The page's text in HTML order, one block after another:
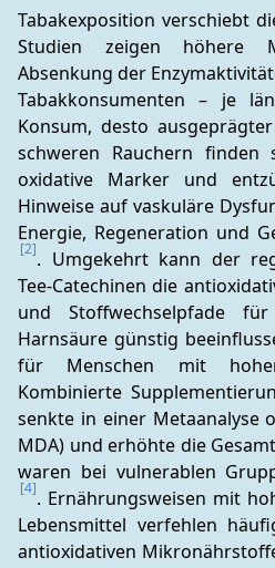
Tabakexposition verschiebt
Studien zeigen höhere
Absenkung der
Tabakkonsumenten – je
Konsum, desto
schweren Rauchern finden
oxidative Marker und
Hinweise auf vaskuläre
[2]. Umgekehrt kann der
Tee-Catechinen die
und Stoffwechselpfade
Harnsäure günstig
für Menschen mit
Kombinierte
senkte in einer Metaanalyse
MDA) und erhöhte die
[4]. Ernährungsweisen mit
Lebensmittel verfehlen
antioxidativen